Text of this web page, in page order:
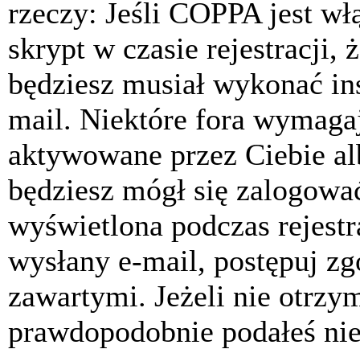
rzeczy: Jeśli COPPA jest
skrypt w czasie rejestracji,
będziesz musiał wykonać
mail. Niektóre fora
aktywowane przez Ciebie
będziesz mógł się
wyświetlona podczas
wysłany e-mail, postępuj
zawartymi. Jeżeli nie
prawdopodobnie podałeś